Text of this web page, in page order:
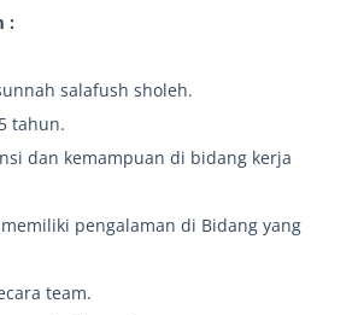
:
salafush sholeh.
tahun.
dan kemampuan di bidang kerja
pengalaman di Bidang yang
team.